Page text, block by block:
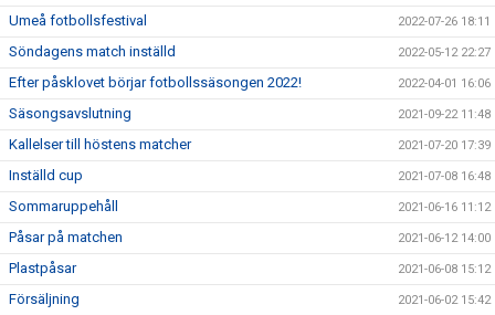
Umeå fotbollsfestival 2022-07-26 18:11
Söndagens match inställd 2022-05-12 22:27
Efter påsklovet börjar fotbollssäsongen 2022! 2022-04-01 16:06
Säsongsavslutning 2021-09-22 11:48
Kallelser till höstens matcher 2021-07-20 17:39
Inställd cup 2021-07-08 16:48
Sommaruppehåll 2021-06-16 11:12
Påsar på matchen 2021-06-12 14:00
Plastpåsar 2021-06-08 15:12
Försäljning 2021-06-02 15:42